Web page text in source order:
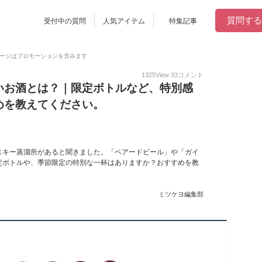
受付中の質問 人気アイテム 特集記事 質問する
ジはプロモーションを含みます
1325View 33コメント
酒とは？｜限定ボトルなど、特別感
教えてください。
ー蒸溜所があると聞きました。「ベアードビール」や「ガイ
トルや、季節限定の特別な一杯はありますか？おすすめを教
ミツケヨ編集部